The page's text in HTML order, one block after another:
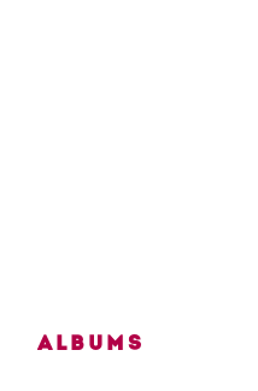
Albums